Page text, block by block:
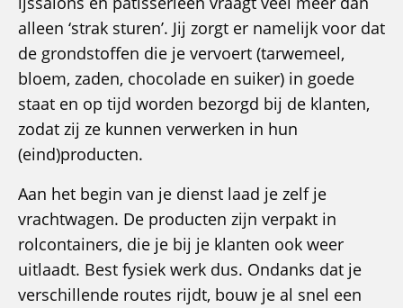
alleen ‘strak sturen’. Jij zorgt er namelijk voor dat
de grondstoffen die je vervoert (tarwemeel,
bloem, zaden, chocolade en suiker) in goede
staat en op tijd worden bezorgd bij de klanten,
zodat zij ze kunnen verwerken in hun
(eind)producten.
Aan het begin van je dienst laad je zelf je
vrachtwagen. De producten zijn verpakt in
rolcontainers, die je bij je klanten ook weer
uitlaadt. Best fysiek werk dus. Ondanks dat je
verschillende routes rijdt, bouw je al snel een